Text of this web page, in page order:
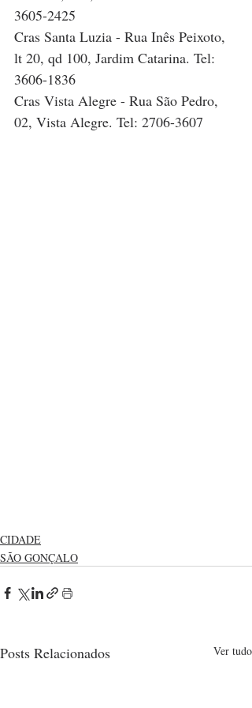
3605-2425
Cras Santa Luzia - Rua Inês Peixoto,
lt 20, qd 100, Jardim Catarina. Tel:
3606-1836
Cras Vista Alegre - Rua São Pedro,
02, Vista Alegre. Tel: 2706-3607
CIDADE
SÃO GONÇALO
Posts Relacionados Ver tudo